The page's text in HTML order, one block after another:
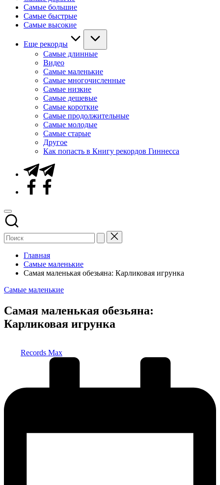
Самые большие
Самые быстрые
Самые высокие
Еще рекорды
Самые длинные
Видео
Самые маленькие
Самые многочисленные
Самые низкие
Самые дешевые
Самые короткие
Самые продолжительные
Самые молодые
Самые старые
Другое
Как попасть в Книгу рекордов Гиннесса
Telegram
Facebook
Главная
Самые маленькие
Самая маленькая обезьяна: Карликовая игрунка
Опубликовано
Самые маленькие
Самая маленькая обезьяна:
Карликовая игрунка
Records Max